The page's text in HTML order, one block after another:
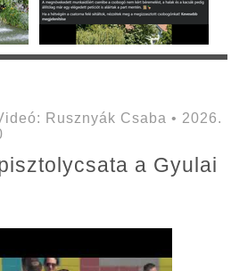
Rusznyák Csaba • 2026.
a Gyulai